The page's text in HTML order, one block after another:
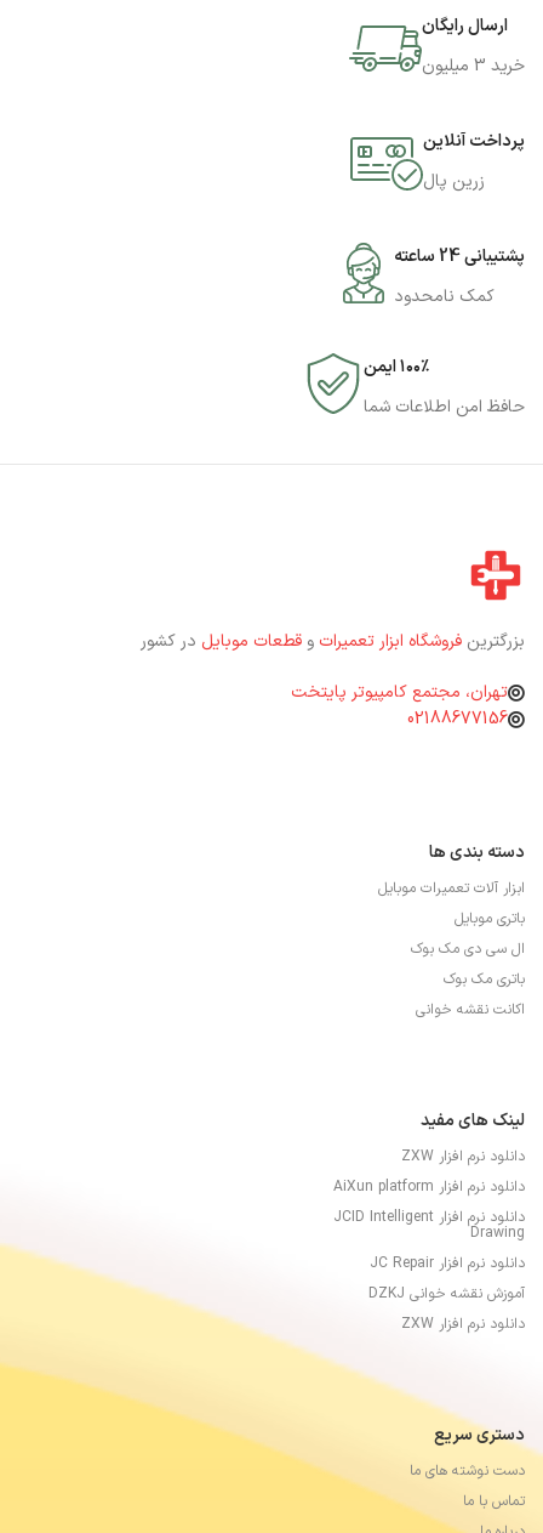
ارسال رایگان
خرید 3 میلیون
پرداخت آنلاین
زرین پال
پشتیبانی 24 ساعته
کمک نامحدود
۱۰۰٪ ایمن
حافظ امن اطلاعات شما
بزرگترین فروشگاه ابزار تعمیرات و قطعات موبایل در کشور
تهران، مجتمع کامپیوتر پایتخت
02188677156
دسته بندی ها
ابزار آلات تعمیرات موبایل
باتری موبایل
ال سی دی مک بوک
باتری مک بوک
اکانت نقشه خوانی
لینک های مفید
دانلود نرم افزار ZXW
دانلود نرم افزار AiXun platform
دانلود نرم افزار JCID Intelligent
Drawing
دانلود نرم افزار JC Repair
آموزش نقشه خوانی DZKJ
دانلود نرم افزار ZXW
دستری سریع
دست نوشته های ما
تماس با ما